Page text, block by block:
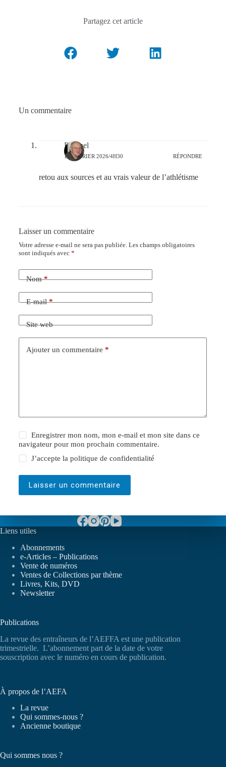
Partagez cet article
Un commentaire
Repinel
13 FÉVRIER 2026/4H30 RÉPONDRE
retou aux sources et au vrais valeur de l’athlétisme
Laisser un commentaire
Votre adresse e-mail ne sera pas publiée. Les champs obligatoires
sont indiqués avec *
Nom*
E-mail*
Site web
Ajouter un commentaire *
Enregistrer mon nom, mon e-mail et mon site dans ce
navigateur pour mon prochain commentaire.
J’accepte lapolitique de confidentialité
Laisser un commentaire
Liens utiles
Abonnements
e-Articles – Publications
Vente de numéros
Ventes de Collections par thème
Livres, Kits, DVD
Newsletter
Publications
La revue des entraîneurs de l’AEFFA est une publication
trimestrielle. L’abonnement part de la date de votre
souscription avec le numéro en cours de publication.
À propos de l’AEFA
La revue
Qui sommes-nous ?
Ancienne boutique
Qui sommes nous ?